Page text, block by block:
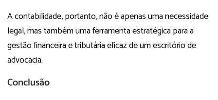
A contabilidade, portanto, não é apenas uma necessidade
legal, mas também uma ferramenta estratégica para a
gestão financeira e tributária eficaz de um escritório de
advocacia.
Conclusão